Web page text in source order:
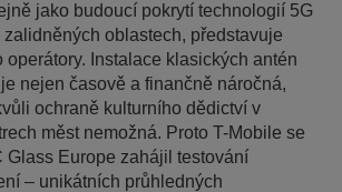
jako budoucí pokrytí technologií 5G
oblastech, představuje
operátory. Instalace klasických antén
nejen časově a finančně náročná,
ochraně kulturního dědictví v
měst nemožná. Proto T-Mobile se
Glass Europe zahájil testování
– unikátních průhledných